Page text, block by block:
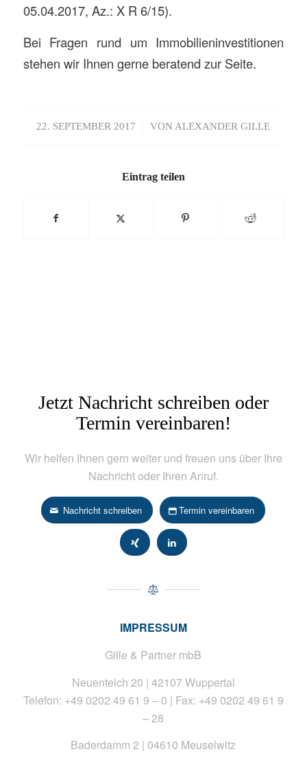
05.04.2017, Az.: X R 6/15).
Bei Fragen rund um Immobilieninvestitionen
stehen wir Ihnen gerne beratend zur Seite.
22. SEPTEMBER 2017
/ VON ALEXANDER GILLE
Eintrag teilen
Jetzt Nachricht schreiben oder
Termin vereinbaren!
Wir helfen Ihnen gern weiter und freuen uns über Ihre
Nachricht oder Ihren Anruf.
Nachricht schreiben Termin vereinbaren
IMPRESSUM
Gille & Partner mbB
Neuenteich 20 | 42107 Wuppertal
Telefon: +49 0202 49 61 9 – 0 | Fax: +49 0202 49 61 9
– 28
Baderdamm 2 | 04610 Meuselwitz